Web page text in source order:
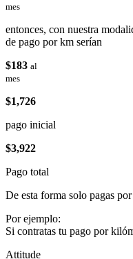
mes
entonces, con nuestra
de pago por km serían
$183 al
mes
$1,726
pago inicial
$3,922
Pago total
De esta forma solo pagas
Por ejemplo:
Si contratas tu pago por
Attitude